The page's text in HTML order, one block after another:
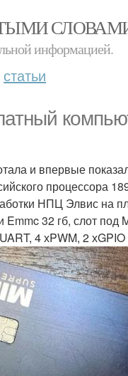
информацией.
статьи
и впервые
процессора
НПЦ Элвис на
32 гб, слот
4 хPWM, 2